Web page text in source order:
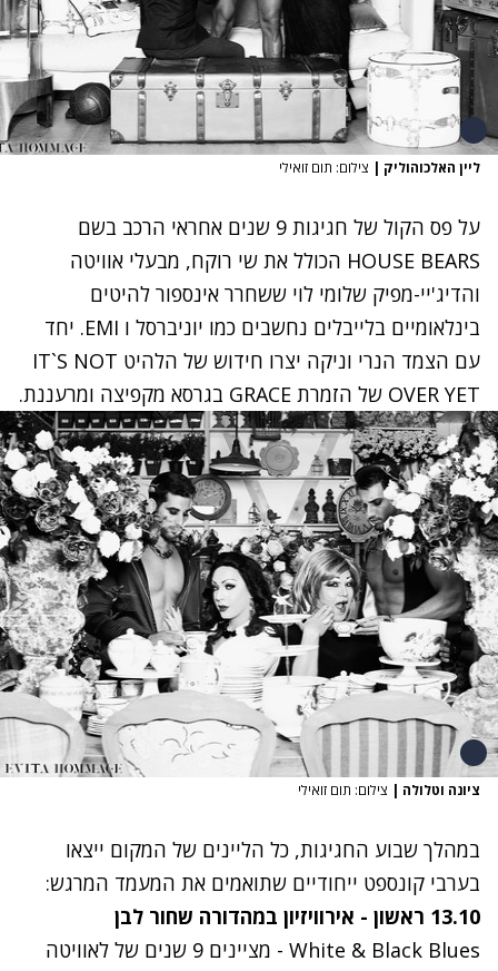
ליין האלכוהוליק | צילום: תום זואילי
על פס הקול של חגיגות 9 שנים אחראי הרכב בשם
HOUSE BEARS הכולל את שי רוקח, מבעלי אוויטה
והדיג'יי-מפיק שלומי לוי ששחרר אינספור להיטים
בינלאומיים בלייבלים נחשבים כמו יוניברסל ו EMI. יחד
עם הצמד הנרי וניקה יצרו חידוש של הלהיט IT`S NOT
OVER YET של הזמרת GRACE בגרסא מקפיצה ומרעננת.
ציונה וטלולה | צילום: תום זואילי
במהלך שבוע החגיגות, כל הליינים של המקום ייצאו
בערבי קונספט ייחודיים שתואמים את המעמד המרגש:
13.10 ראשון - אירוויזיון במהדורה שחור לבן
White & Black Blues - מציינים 9 שנים של לאוויטה